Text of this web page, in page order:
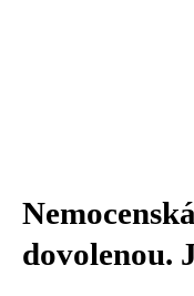
dovolenou.